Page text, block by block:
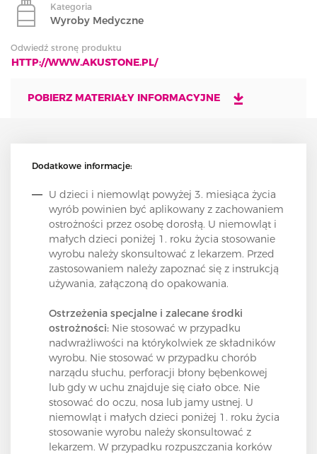
Kategoria
Wyroby Medyczne
Odwiedź stronę produktu
HTTP://WWW.AKUSTONE.PL/
POBIERZ MATERIAŁY INFORMACYJNE
Dodatkowe informacje:
U dzieci i niemowląt powyżej 3. miesiąca życia
wyrób powinien być aplikowany z zachowaniem
ostrożności przez osobę dorosłą. U niemowląt i
małych dzieci poniżej 1. roku życia stosowanie
wyrobu należy skonsultować z lekarzem. Przed
zastosowaniem należy zapoznać się z instrukcją
używania, załączoną do opakowania.
Ostrzeżenia specjalne i zalecane środki
ostrożności: Nie stosować w przypadku
nadwrażliwości na którykolwiek ze składników
wyrobu. Nie stosować w przypadku chorób
narządu słuchu, perforacji błony bębenkowej
lub gdy w uchu znajduje się ciało obce. Nie
stosować do oczu, nosa lub jamy ustnej. U
niemowląt i małych dzieci poniżej 1. roku życia
stosowanie wyrobu należy skonsultować z
lekarzem. W przypadku rozpuszczania korków